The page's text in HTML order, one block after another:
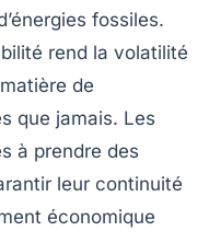
fossiles.
rend la volatilité
de
que jamais. Les
à prendre des
leur continuité
économique